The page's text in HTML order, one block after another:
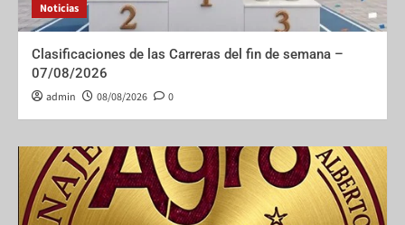
Noticias
Clasificaciones de las Carreras del fin de semana –
07/08/2026
admin 08/08/2026 0